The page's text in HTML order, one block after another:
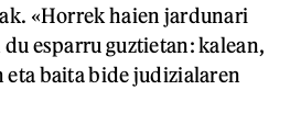
«Horrek haien jardunari
esparru guztietan: kalean,
baita bide judizialaren